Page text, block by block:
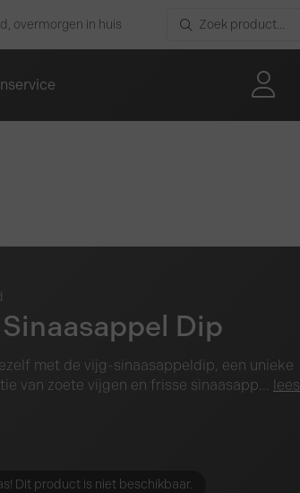
overmorgen in huis
Dip
met de vijg-sinaasappeldip, een unieke
van zoete vijgen en frisse sinaasapp... lees
Dit product is niet beschikbaar.